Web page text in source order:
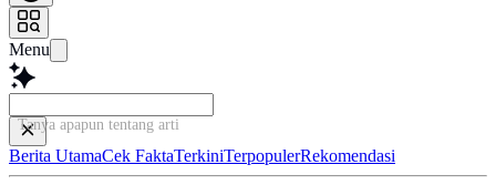
Menu
Tanya apapun tentang artikel ini.
Berita UtamaCek FaktaTerkiniTerpopulerRekomendasi